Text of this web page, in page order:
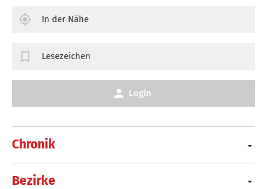
Chronik
Bezirke
In der Nähe
Lesezeichen
Login